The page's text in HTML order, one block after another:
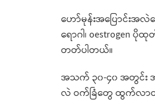
ဟော်မုန်းအပြောင်းအလဲ
ရောဂါ၊ oestrogen
တတ်ပါတယ်။
အသက် ၃၀-၄၀ အတွင်း အ
လဲ ဝက်ခြံတွေ ထွက်လာ